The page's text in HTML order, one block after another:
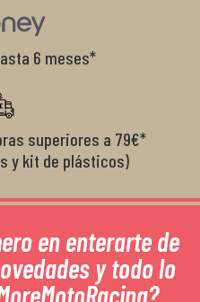
6 meses*
superiores a 79€*
y kit de plásticos)
en enterarte de
y todo lo